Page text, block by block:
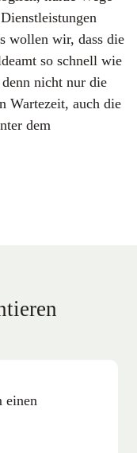
wollen wir, dass die
so schnell wie
nicht nur die
Wartezeit, auch die
dem
einen